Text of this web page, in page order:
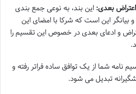
بعدی: این بند، به نوعی جمع بندی
بیانگر این است که شرکا با امضای این
و ادعای بعدی در خصوص این تقسیم را
نامه شما از یک توافق ساده فراتر رفته و
تبدیل می شود.